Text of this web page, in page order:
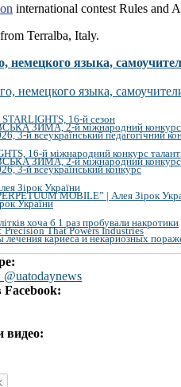
international contest Rules and
Terralba, Italy.
немецкого языка,
16-й сезон
ЗИМА, 2-й міжнародний конкурс
3-й всеукраїнський педагогічний
16-й міжнародний конкурс
ЗИМА, 2-й міжнародний конкурс
3-й всеукраїнський конкурс
Зірок України
MOBILE” | Алея Зірок
України
хоча б 1 раз пробували накротики
That Powers Industries
кариеса и некариозных
видео: